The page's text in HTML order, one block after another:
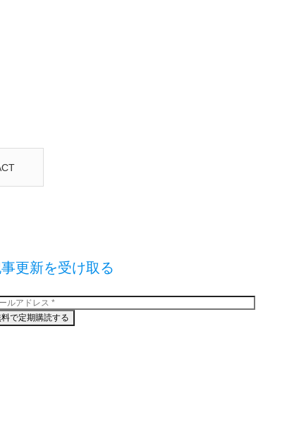
更新を受け取る